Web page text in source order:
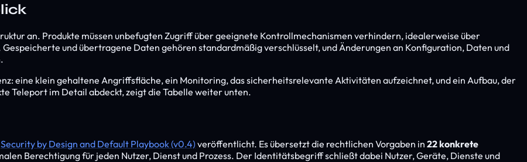
an. Produkte müssen unbefugten Zugriff über geeignete Kontrollmechanismen verhindern, idealerweise über
und übertragene Daten gehören standardmäßig verschlüsselt, und Änderungen an Konfiguration, Daten und
eine klein gehaltene Angriffsfläche, ein Monitoring, das sicherheitsrelevante Aktivitäten aufzeichnet, und ein Aufbau, der
Teleport im Detail abdeckt, zeigt die Tabelle weiter unten.
Security by Design and Default Playbook (v0.4) veröffentlicht. Es übersetzt die rechtlichen Vorgaben in 22 konkrete
Berechtigung für jeden Nutzer, Dienst und Prozess. Der Identitätsbegriff schließt dabei Nutzer, Geräte, Dienste und